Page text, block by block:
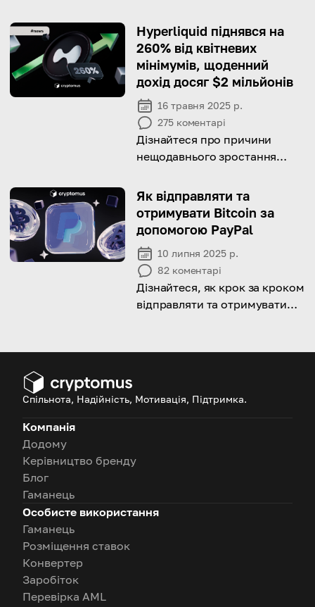
Hyperliquid піднявся на
260% від квітневих
мінімумів, щоденний
дохід досяг $2 мільйонів
16 травня 2025 р.
275 коментарі
Дізнайтеся про причини
нещодавнього зростання
живлять його імпульс.
Як відправляти та
отримувати Bitcoin за
допомогою PayPal
10 липня 2025 р.
82 коментарі
Дізнайтеся, як крок за кроком
відправляти та отримувати
PayPal!
Спільнота, Надійність, Мотивація, Підтримка.
Компанія
Додому
Керівництво бренду
Блог
Гаманець
Особисте використання
Гаманець
Розміщення ставок
Конвертер
Заробіток
Перевірка AML